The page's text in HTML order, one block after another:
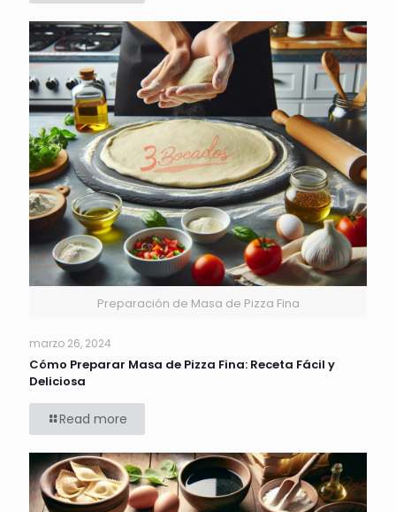
Preparación de Masa de Pizza Fina
marzo 26, 2024
Cómo Preparar Masa de Pizza Fina: Receta Fácil y
Deliciosa
Read more